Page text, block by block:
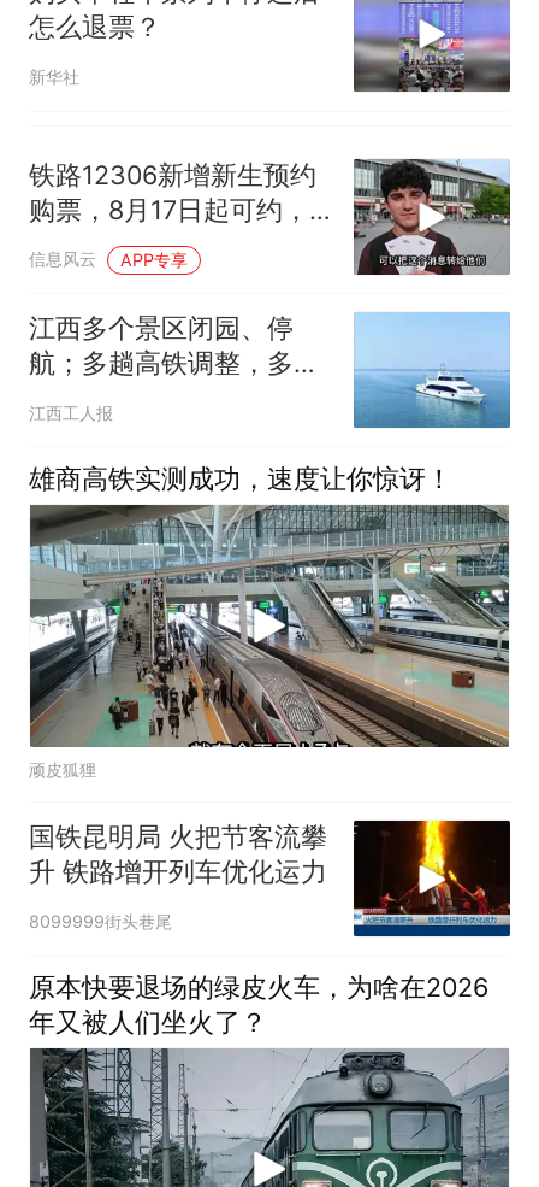
怎么退票？
新华社
铁路12306新增新生预约
购票，8月17日起可约，
学生优惠票怎么用？
信息风云 APP专享
江西多个景区闭园、停
航；多趟高铁调整，多条
江西工人报
雄商高铁实测成功，速度让你惊讶！
顽皮狐狸
国铁昆明局 火把节客流攀
升 铁路增开列车优化运力
8099999街头巷尾
原本快要退场的绿皮火车，为啥在2026
年又被人们坐火了？